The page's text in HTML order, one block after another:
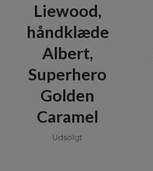
Liewood,
håndklæde
Albert,
Superhero
Golden
Caramel
Udsolgt